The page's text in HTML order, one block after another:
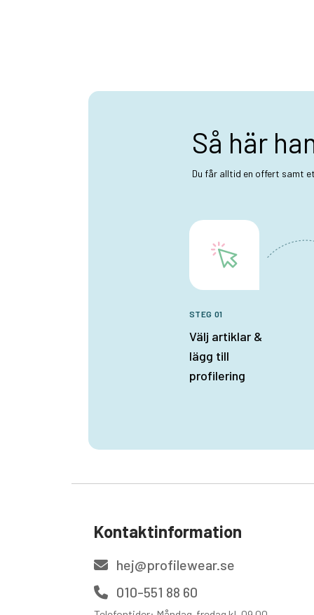
Så här
Du får alltid en offert samt
STEG 01
Välj artiklar &
lägg till
profilering
Kontaktinformation
hej@profilewear.se
010-551 88 60